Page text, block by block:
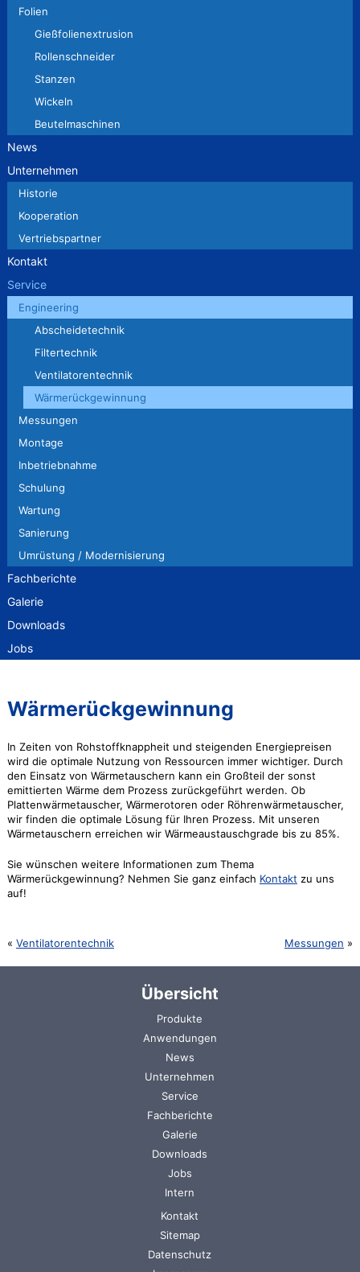
Folien
Gießfolienextrusion
Rollenschneider
Stanzen
Wickeln
Beutelmaschinen
News
Unternehmen
Historie
Kooperation
Vertriebspartner
Kontakt
Service
Engineering
Abscheidetechnik
Filtertechnik
Ventilatorentechnik
Wärmerückgewinnung
Messungen
Montage
Inbetriebnahme
Schulung
Wartung
Sanierung
Umrüstung / Modernisierung
Fachberichte
Galerie
Downloads
Jobs
Wärmerückgewinnung
In Zeiten von Rohstoffknappheit und steigenden Energiepreisen
wird die optimale Nutzung von Ressourcen immer wichtiger. Durch
den Einsatz von Wärmetauschern kann ein Großteil der sonst
emittierten Wärme dem Prozess zurückgeführt werden. Ob
Plattenwärmetauscher, Wärmerotoren oder Röhrenwärmetauscher,
wir finden die optimale Lösung für Ihren Prozess. Mit unseren
Wärmetauschern erreichen wir Wärmeaustauschgrade bis zu 85%.
Sie wünschen weitere Informationen zum Thema
Wärmerückgewinnung? Nehmen Sie ganz einfach Kontakt zu uns
auf!
Ventilatorentechnik Messungen
Übersicht
Navigation
Produkte
Anwendungen
News
Unternehmen
Service
Fachberichte
Galerie
Downloads
Jobs
Intern
Navigation
Kontakt
Sitemap
Datenschutz